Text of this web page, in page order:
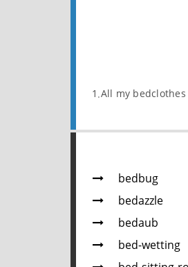
1.All my
bedbug
bedazzle
bedaub
bed-wetting